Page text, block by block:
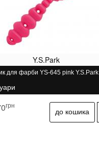
Y.S.Park
для фарби YS-645 pink Y.S.Park
грн